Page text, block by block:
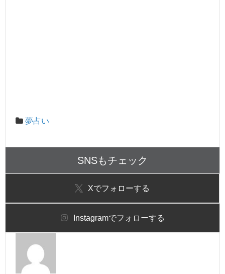
夢占い
SNSもチェック
Xでフォローする
Instagramでフォローする